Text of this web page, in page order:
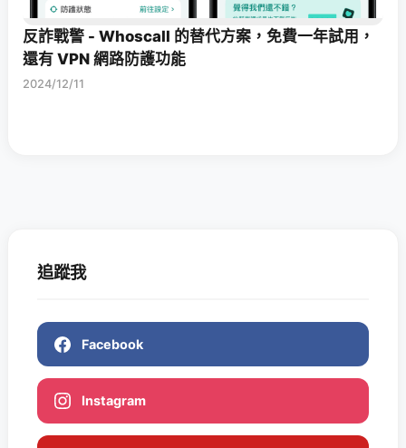
反詐戰警 - Whoscall 的替代方案，免費一年試用，
還有 VPN 網路防護功能
2024/12/11
追蹤我
Facebook
Instagram